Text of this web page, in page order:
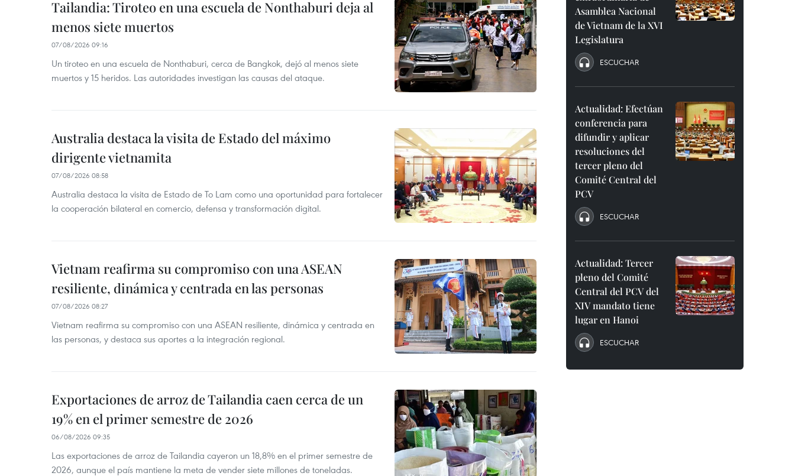
Tailandia: Tiroteo en una escuela de Nonthaburi deja al
menos siete muertos
07/08/2026 09:16
Un tiroteo en una escuela de Nonthaburi, cerca de Bangkok, dejó al menos siete
muertos y 15 heridos. Las autoridades investigan las causas del ataque.
Australia destaca la visita de Estado del máximo
dirigente vietnamita
07/08/2026 08:58
Australia destaca la visita de Estado de To Lam como una oportunidad para fortalecer
la cooperación bilateral en comercio, defensa y transformación digital.
Vietnam reafirma su compromiso con una ASEAN
resiliente, dinámica y centrada en las personas
07/08/2026 08:27
Vietnam reafirma su compromiso con una ASEAN resiliente, dinámica y centrada en
las personas, y destaca sus aportes a la integración regional.
Exportaciones de arroz de Tailandia caen cerca de un
19% en el primer semestre de 2026
06/08/2026 09:35
Las exportaciones de arroz de Tailandia cayeron un 18,8% en el primer semestre de
2026, aunque el país mantiene la meta de vender siete millones de toneladas.
Asamblea Nacional
de Vietnam de la XVI
Legislatura
ESCUCHAR
Actualidad: Efectúan
conferencia para
difundir y aplicar
resoluciones del
tercer pleno del
Comité Central del
PCV
ESCUCHAR
Actualidad: Tercer
pleno del Comité
Central del PCV del
XIV mandato tiene
lugar en Hanoi
ESCUCHAR